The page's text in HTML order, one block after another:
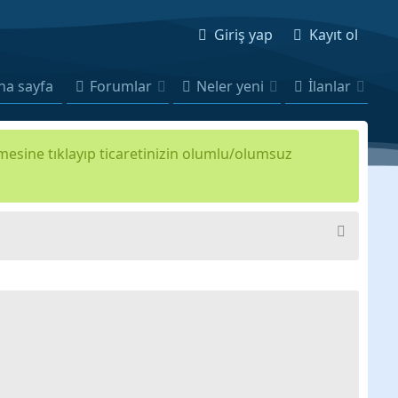
Giriş yap Kayıt ol
sayfa Forumlar Neler yeni İlanlar
tıklayıp ticaretinizin olumlu/olumsuz